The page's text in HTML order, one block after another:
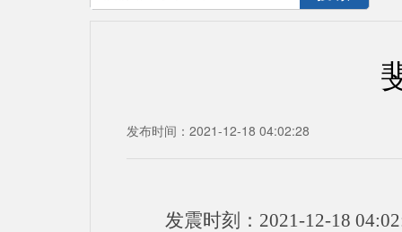
发布时间：2021-12-18 04:02:28
发震时刻：2021-12-18